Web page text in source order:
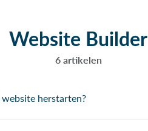
Website Builder
6 artikelen
herstarten?